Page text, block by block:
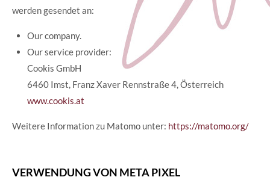
werden gesendet an:
Our company.
Our service provider:
Cookis GmbH
6460 Imst, Franz Xaver Rennstraße 4, Österreich
www.cookis.at
Weitere Information zu Matomo unter: https://matomo.org/
VERWENDUNG VON META PIXEL